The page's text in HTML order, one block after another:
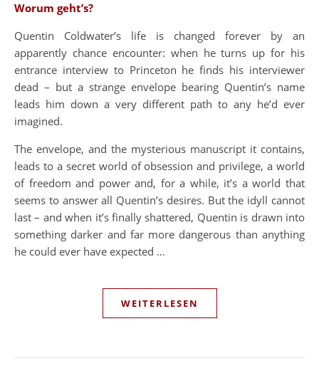
Worum geht’s?
Quentin Coldwater’s life is changed forever by an
apparently chance encounter: when he turns up for his
entrance interview to Princeton he finds his interviewer
dead – but a strange envelope bearing Quentin’s name
leads him down a very different path to any he’d ever
imagined.
The envelope, and the mysterious manuscript it contains,
leads to a secret world of obsession and privilege, a world
of freedom and power and, for a while, it’s a world that
seems to answer all Quentin’s desires. But the idyll cannot
last – and when it’s finally shattered, Quentin is drawn into
something darker and far more dangerous than anything
he could ever have expected …
WEITERLESEN